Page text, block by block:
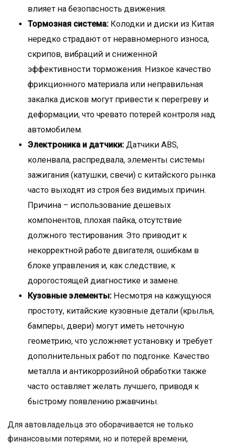
влияет на безопасность движения.
Тормозная система: Колодки и диски из Китая
нередко страдают от неравномерного износа,
скрипов, вибраций и сниженной
эффективности торможения. Низкое качество
фрикционного материала или неправильная
закалка дисков могут привести к перегреву и
деформации, что чревато потерей контроля над
автомобилем.
Электроника и датчики: Датчики ABS,
коленвала, распредвала, элементы системы
зажигания (катушки, свечи) с китайского рынка
часто выходят из строя без видимых причин.
Причина – использование дешевых
компонентов, плохая пайка, отсутствие
должного тестирования. Это приводит к
некорректной работе двигателя, ошибкам в
блоке управления и, как следствие, к
дорогостоящей диагностике и замене.
Кузовные элементы: Несмотря на кажущуюся
простоту, китайские кузовные детали (крылья,
бамперы, двери) могут иметь неточную
геометрию, что усложняет установку и требует
дополнительных работ по подгонке. Качество
металла и антикоррозийной обработки также
часто оставляет желать лучшего, приводя к
быстрому появлению ржавчины.
Для автовладельца это оборачивается не только
финансовыми потерями, но и потерей времени,